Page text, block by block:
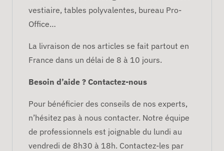
vestiaire, tables polyvalentes, bureau Pro-
Office…
La livraison de nos articles se fait partout en
France dans un délai de 8 à 10 jours.
Besoin d’aide ? Contactez-nous
Pour bénéficier des conseils de nos experts,
n’hésitez pas à nous contacter. Notre équipe
de professionnels est joignable du lundi au
vendredi de 8h30 à 18h. Contactez-les par